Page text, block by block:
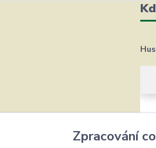
Zpracování